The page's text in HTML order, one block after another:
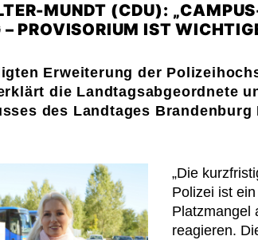
MUNDT (CDU):
– PROVISORIUM IST
Erweiterung der
die Landtagsabgeordnete
des Landtages Brandenburg
Die
Polizei ist
Platzmangel
reagieren.